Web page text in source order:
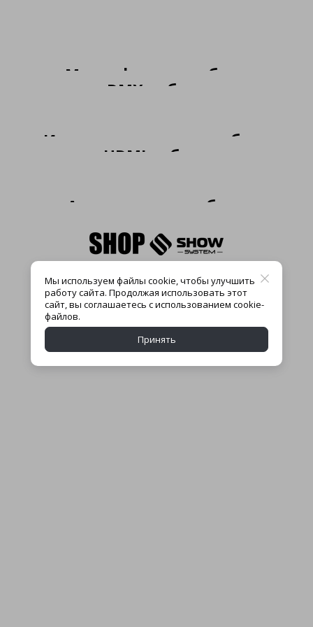
Микрофонные кабели
DMX кабели
Инструментальные кабели
HDMI кабели
Акустические кабели
Мы используем файлы cookie, чтобы улучшить
работу сайта. Продолжая использовать этот
сайт, вы соглашаетесь с использованием cookie-
файлов.
Принять